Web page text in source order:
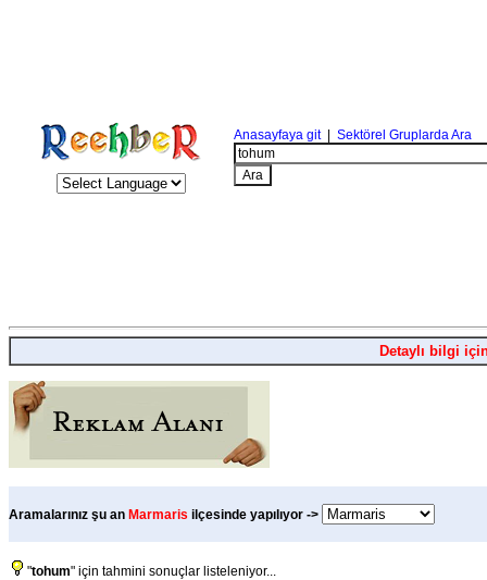
Anasayfaya git| Sektörel Gruplarda Ara
Detaylı bilgi
Aramalarınız şu an Marmaris ilçesinde yapılıyor ->
"tohum" için tahmini sonuçlar listeleniyor...